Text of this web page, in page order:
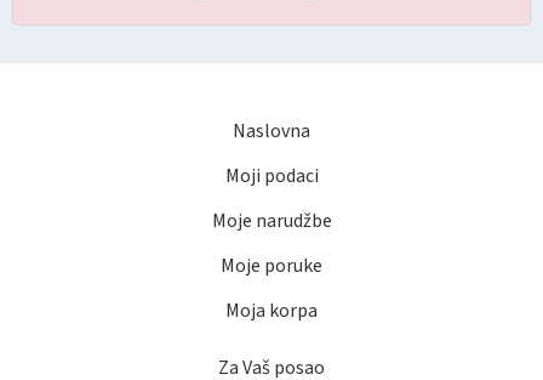
Naslovna
Moji podaci
Moje narudžbe
Moje poruke
Moja korpa
Za Vaš posao